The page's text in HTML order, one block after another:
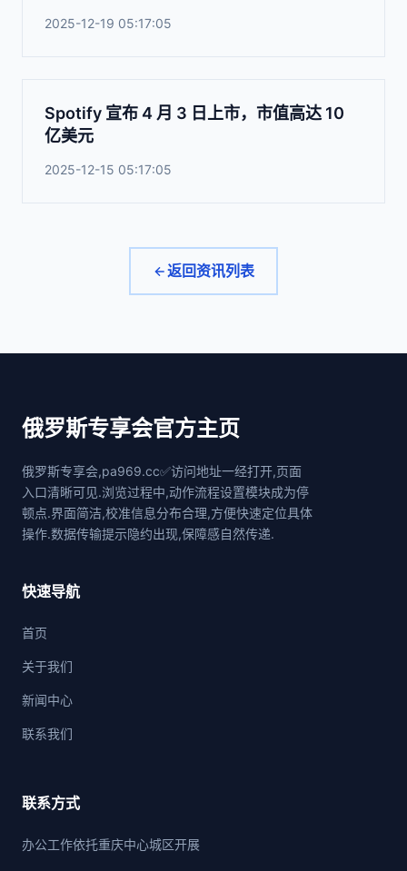
2025-12-19 05:17:05
Spotify 宣布 4 月 3 日上市，市值高达 10
亿美元
2025-12-15 05:17:05
返回资讯列表
俄罗斯专享会官方主页
俄罗斯专享会,pa969.cc✅访问地址一经打开,页面
入口清晰可见.浏览过程中,动作流程设置模块成为停
顿点.界面简洁,校准信息分布合理,方便快速定位具体
操作.数据传输提示隐约出现,保障感自然传递.
快速导航
首页
关于我们
新闻中心
联系我们
联系方式
办公工作依托重庆中心城区开展